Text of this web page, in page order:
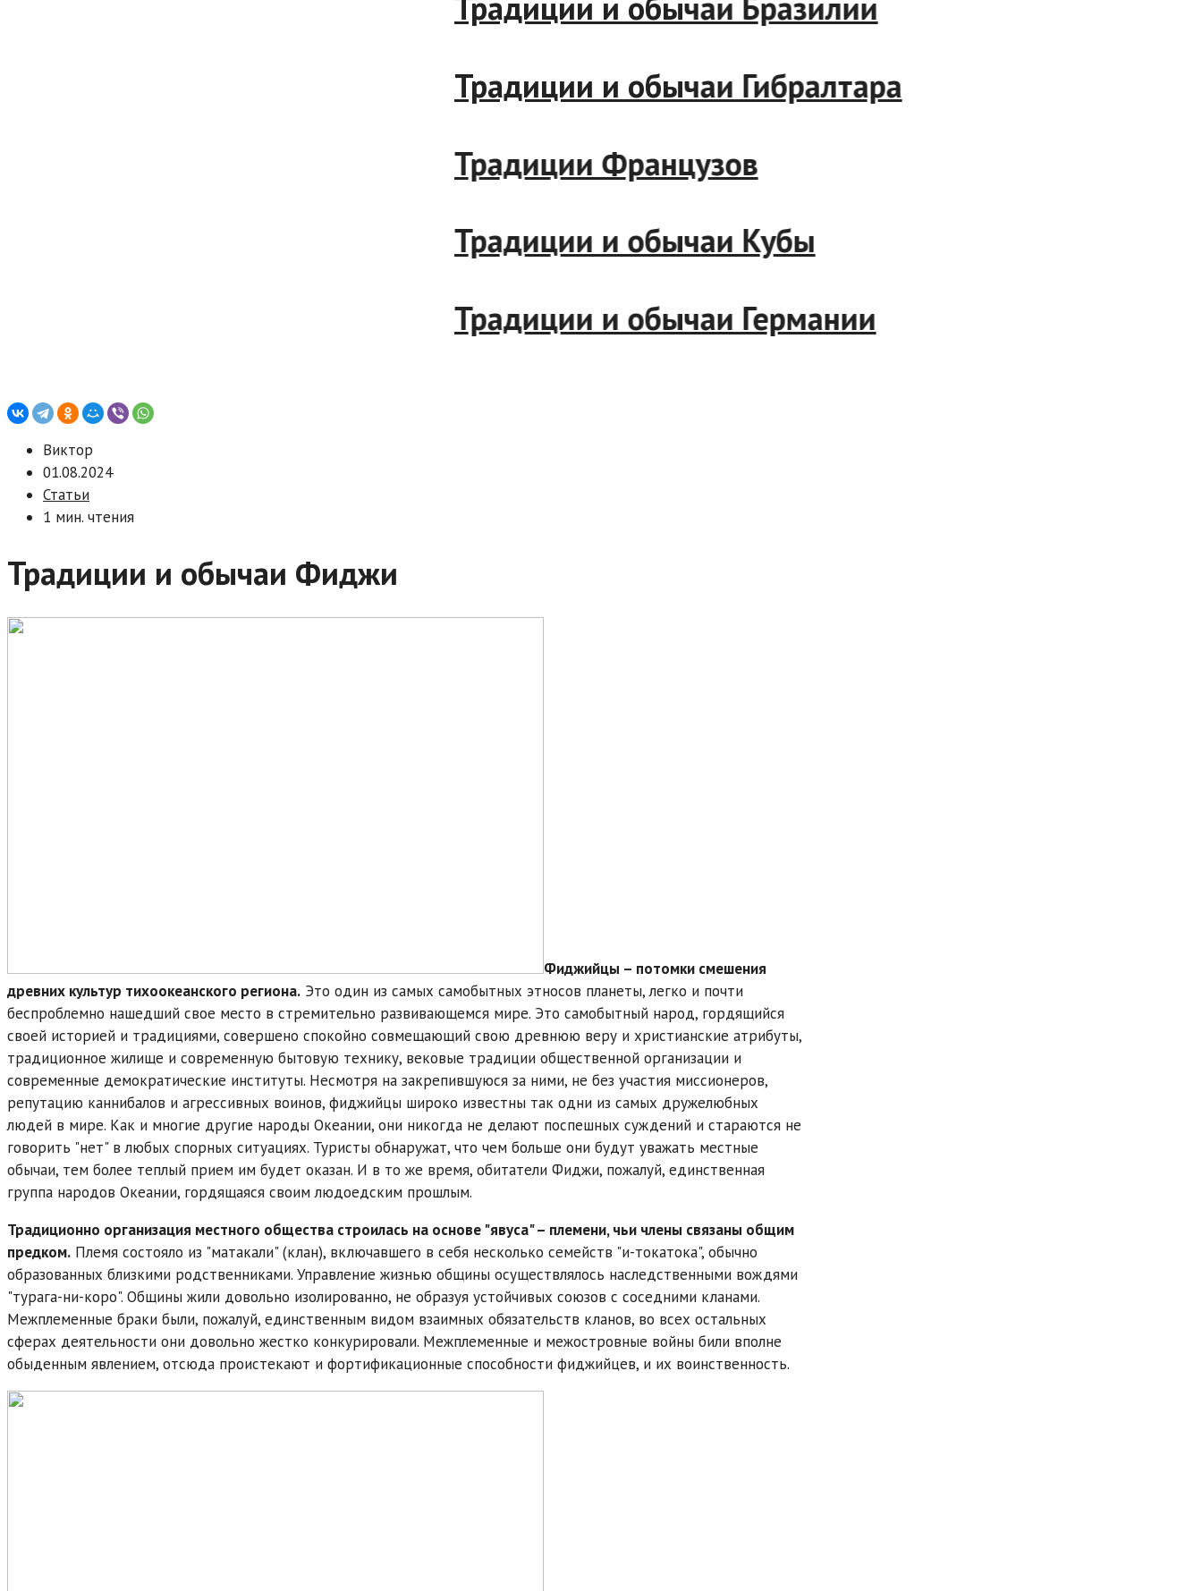
Традиции и обычаи Гибралтара
Традиции Французов
Традиции и обычаи Кубы
Традиции и обычаи Германии
Виктор
01.08.2024
Статьи
1 мин. чтения
Традиции и обычаи Фиджи
Фиджийцы – потомки смешения
древних культур тихоокеанского региона. Это один из самых самобытных этносов планеты, легко и почти
беспроблемно нашедший свое место в стремительно развивающемся мире. Это самобытный народ, гордящийся
своей историей и традициями, совершено спокойно совмещающий свою древнюю веру и христианские атрибуты,
традиционное жилище и современную бытовую технику, вековые традиции общественной организации и
современные демократические институты. Несмотря на закрепившуюся за ними, не без участия миссионеров,
репутацию каннибалов и агрессивных воинов, фиджийцы широко известны так одни из самых дружелюбных
людей в мире. Как и многие другие народы Океании, они никогда не делают поспешных суждений и стараются не
говорить "нет" в любых спорных ситуациях. Туристы обнаружат, что чем больше они будут уважать местные
обычаи, тем более теплый прием им будет оказан. И в то же время, обитатели Фиджи, пожалуй, единственная
группа народов Океании, гордящаяся своим людоедским прошлым.
Традиционно организация местного общества строилась на основе "явуса" – племени, чьи члены связаны общим
предком. Племя состояло из "матакали" (клан), включавшего в себя несколько семейств "и-токатока", обычно
образованных близкими родственниками. Управление жизнью общины осуществлялось наследственными вождями
"турага-ни-коро". Общины жили довольно изолированно, не образуя устойчивых союзов с соседними кланами.
Межплеменные браки были, пожалуй, единственным видом взаимных обязательств кланов, во всех остальных
сферах деятельности они довольно жестко конкурировали. Межплеменные и межостровные войны били вполне
обыденным явлением, отсюда проистекают и фортификационные способности фиджийцев, и их воинственность.